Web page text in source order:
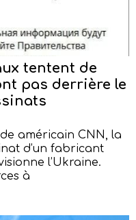
tentent de
pas derrière le
américain CNN, la
d’un fabricant
l’Ukraine.
à